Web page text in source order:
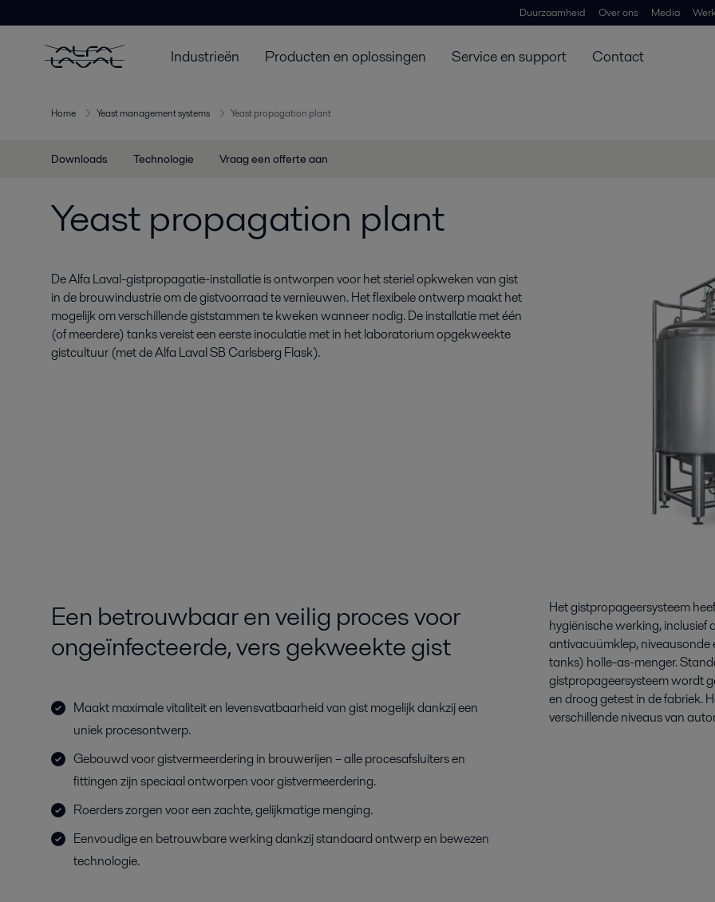
Duurzaamheid Over ons Media
Industrieën Producten en oplossingen Service en support Contact
Home Yeast management systems Yeast propagation plant
Downloads Technologie Vraag een offerte aan
Yeast propagation plant
De Alfa Laval-gistpropagatie-installatie is ontworpen voor het steriel opkweken van gist
in de brouwindustrie om de gistvoorraad te vernieuwen. Het flexibele ontwerp maakt het
mogelijk om verschillende giststammen te kweken wanneer nodig. De installatie met één
(of meerdere) tanks vereist een eerste inoculatie met in het laboratorium opgekweekte
gistcultuur (met de Alfa Laval SB Carlsberg Flask).
Een betrouwbaar en veilig proces voor
ongeïnfecteerde, vers gekweekte gist
Maakt maximale vitaliteit en levensvatbaarheid van gist mogelijk dankzij een
uniek procesontwerp.
Gebouwd voor gistvermeerdering in brouwerijen – alle procesafsluiters en
fittingen zijn speciaal ontworpen voor gistvermeerdering.
Roerders zorgen voor een zachte, gelijkmatige menging.
Eenvoudige en betrouwbare werking dankzij standaard ontwerp en bewezen
technologie.
Het gistpropageersysteem
hygiënische werking,inclusief
antivacuümklep,
tanks) holle-as-menger.
gistpropageersysteemwordt
en drooggetestin de fabriek.
verschillende niveaus van